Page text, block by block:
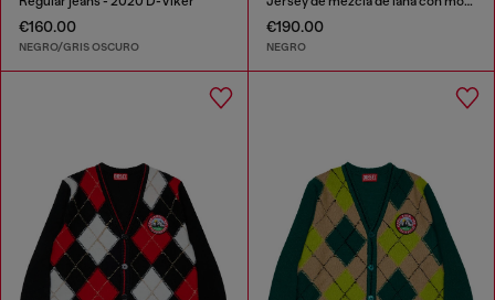
€160.00
NEGRO/GRIS OSCURO
€190.00
NEGRO